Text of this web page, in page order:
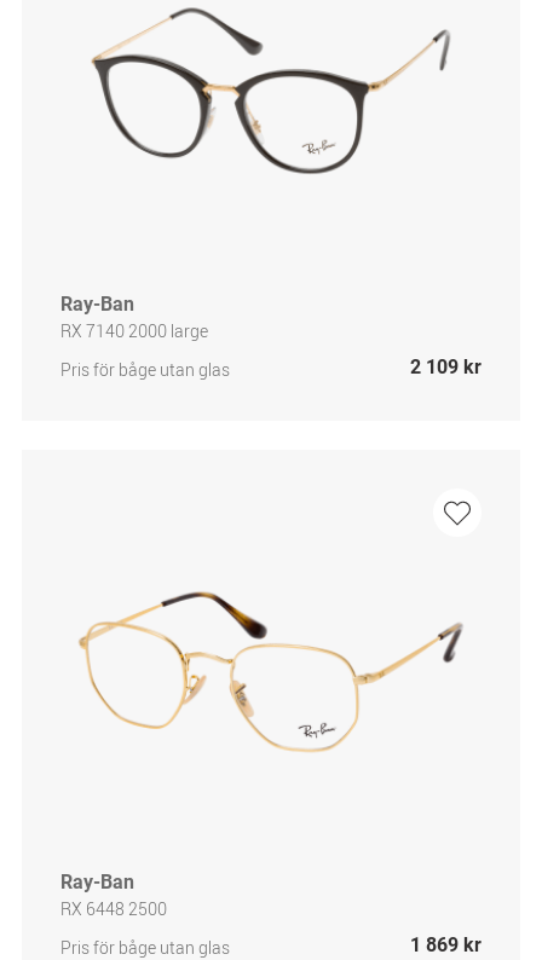
Ray-Ban
RX 7140 2000 large
Pris för båge utan glas
2 109 kr
Ray-Ban
RX 6448 2500
Pris för båge utan glas
1 869 kr